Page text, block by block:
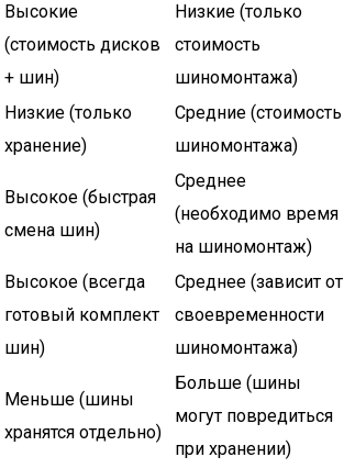
Высокие
(стоимость дисков
+ шин)
Низкие (только
стоимость
шиномонтажа)
Низкие (только
хранение)
Средние (стоимость
шиномонтажа)
Высокое (быстрая
смена шин)
Среднее
(необходимо время
на шиномонтаж)
Высокое (всегда
готовый комплект
шин)
Среднее (зависит от
своевременности
шиномонтажа)
Меньше (шины
хранятся отдельно)
Больше (шины
могут повредиться
при хранении)